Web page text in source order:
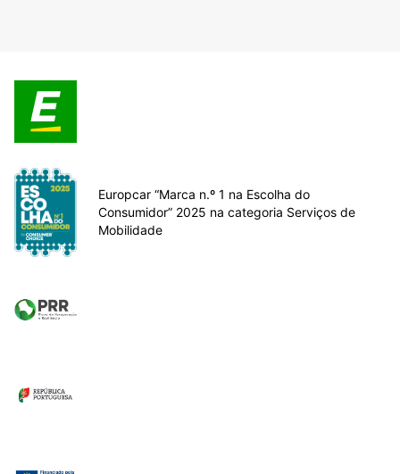
Europcar “Marca n.º 1 na Escolha do
Consumidor” 2025 na categoria Serviços de
Mobilidade